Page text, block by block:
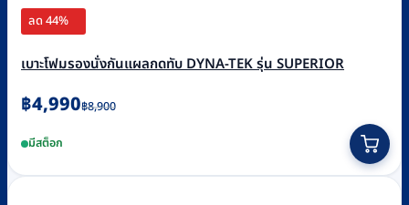
ลด 44%
เบาะโฟมรองนั่งกันแผลกดทับ DYNA-TEK รุ่น SUPERIOR
฿8,900
Original
was:
฿8,900.
฿4,990
Current
is:
฿4,990.
มีสต็อก